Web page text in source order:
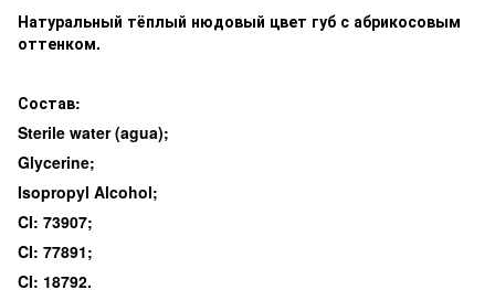
Натуральный тёплый нюдовый цвет губ с абрикосовым
оттенком.
Состав:
Sterile water (agua);
Glycerine;
Isopropyl Alcohol;
CI: 73907;
CI: 77891;
CI: 18792.